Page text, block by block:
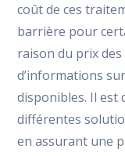
coût de ces
barrière pour
raison du prix
d’informations
disponibles. Il est
différentes
en assurant une